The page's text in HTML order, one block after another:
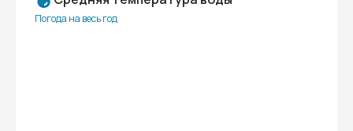
Погода на весь год